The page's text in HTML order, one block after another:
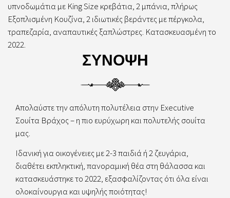
υπνοδωμάτια με King Size κρεβάτια, 2 μπάνια, πλήρως
Εξοπλισμένη Κουζίνα, 2 ιδιωτικές βεράντες με πέργκολα,
τραπεζαρία, αναπαυτικές ξαπλώστρες. Κατασκευασμένη το
2022.
ΣΥΝΟΨΗ
Απολαύστε την απόλυτη πολυτέλεια στην Executive
Σουίτα Βράχος – η πιο ευρύχωρη και πολυτελής σουίτα
μας.
Ιδανική για οικογένειες με 2-3 παιδιά ή 2 ζευγάρια,
διαθέτει εκπληκτική, πανοραμική θέα στη θάλασσα και
κατασκευάστηκε το 2022, εξασφαλίζοντας ότι όλα είναι
ολοκαίνουργια και υψηλής ποιότητας!